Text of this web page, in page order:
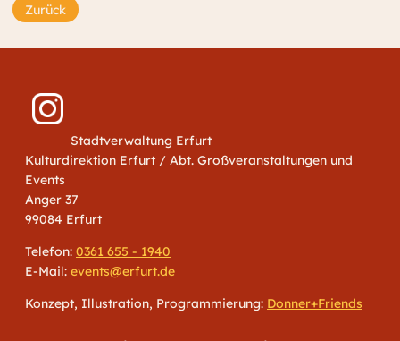
Zurück
Stadtverwaltung Erfurt
Kulturdirektion Erfurt / Abt. Großveranstaltungen und
Events
Anger 37
99084 Erfurt
Telefon: 0361 655 - 1940
E-Mail: events@erfurt.de
Konzept, Illustration, Programmierung: Donner+Friends